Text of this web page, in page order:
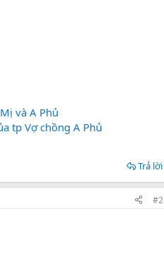
và A Phủ
tp Vợ chồng A Phủ
Trả lời
#2